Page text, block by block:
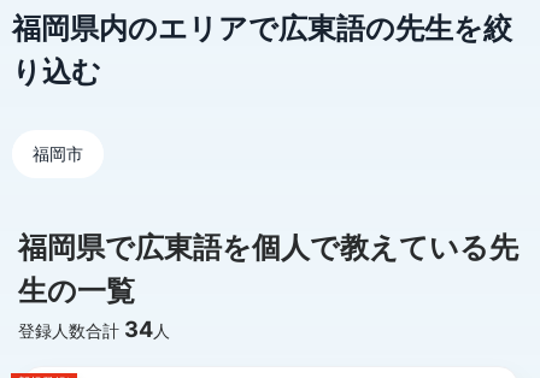
福岡県内のエリアで広東語の先生を絞
り込む
福岡市
福岡県で広東語を個人で教えている先
生の一覧
登録人数合計 34人